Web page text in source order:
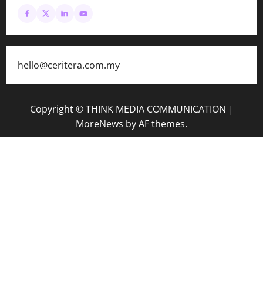
hello@ceritera.com.my
Copyright © THINK MEDIA COMMUNICATION |
MoreNews by AF themes.